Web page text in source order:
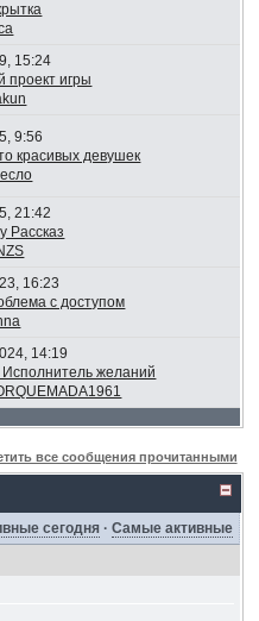
15:24
проект игры
9:56
красивых девушек
21:42
Рассказ
16:23
с доступом
14:19
желаний
все сообщения прочитанными
сегодня ·Самые активные